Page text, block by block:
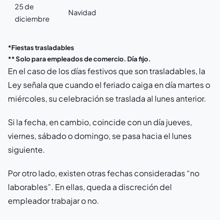
25 de
diciembre
Navidad
*Fiestas trasladables
** Solo para empleados de comercio. Día fijo.
En el caso de los días festivos que son trasladables, la
Ley señala que cuando el feriado caiga en día martes o
miércoles, su celebración se traslada al lunes anterior.
Si la fecha, en cambio, coincide con un día jueves,
viernes, sábado o domingo, se pasa hacia el lunes
siguiente.
Por otro lado, existen otras fechas consideradas “no
laborables”. En ellas, queda a discreción del
empleador trabajar o no.